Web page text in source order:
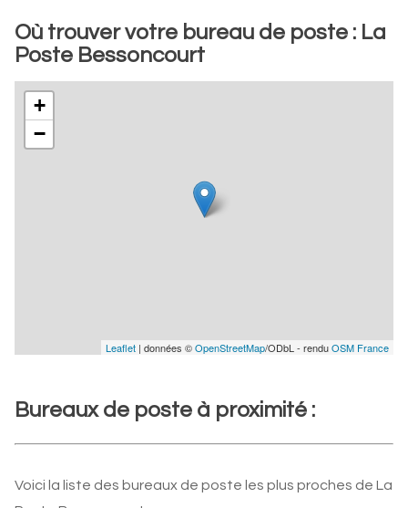
Où trouver votre bureau de poste : La
Poste Bessoncourt
+
−
Leaflet | données ©OpenStreetMap/ODbL - renduOSM France
Bureaux de poste à proximité :
Voici la liste des bureaux de poste les plus proches de La